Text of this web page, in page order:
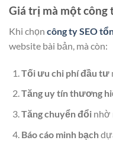
Giá trị mà một công
Khi chọn công ty SEO
website bài bản, mà còn:
Tối ưu chi phí đầu tư
Tăng uy tín thương
Tăng chuyển đổinhờ
Báo cáo minh bạch